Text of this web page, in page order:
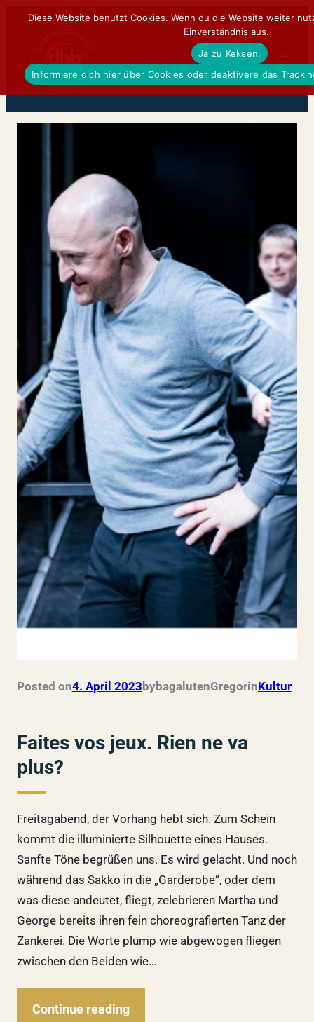
DickerBierBauchDE
Posted on4. April 2023bybagalutenGregorinKultur
Faites vos jeux. Rien ne va
plus?
Freitagabend, der Vorhang hebt sich. Zum Schein
kommt die illuminierte Silhouette eines Hauses.
Sanfte Töne begrüßen uns. Es wird gelacht. Und noch
während das Sakko in die „Garderobe“, oder dem
was diese andeutet, fliegt, zelebrieren Martha und
George bereits ihren fein choreografierten Tanz der
Zankerei. Die Worte plump wie abgewogen fliegen
zwischen den Beiden wie…
Continue reading
Diese Website benutzt Cookies. Wenn du die Website weiter
Einverständnis aus.
Ja zu Keksen.
Informiere dich hier über Cookies oder deaktivere das